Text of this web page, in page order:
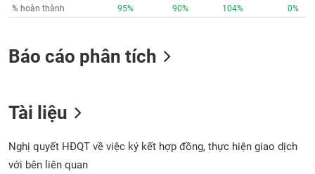
% hoàn thành 95% 90% 104% 0%
Báo cáo phân tích
Tài liệu
Nghị quyết HĐQT về việc ký kết hợp đồng, thực hiện giao dịch
với bên liên quan